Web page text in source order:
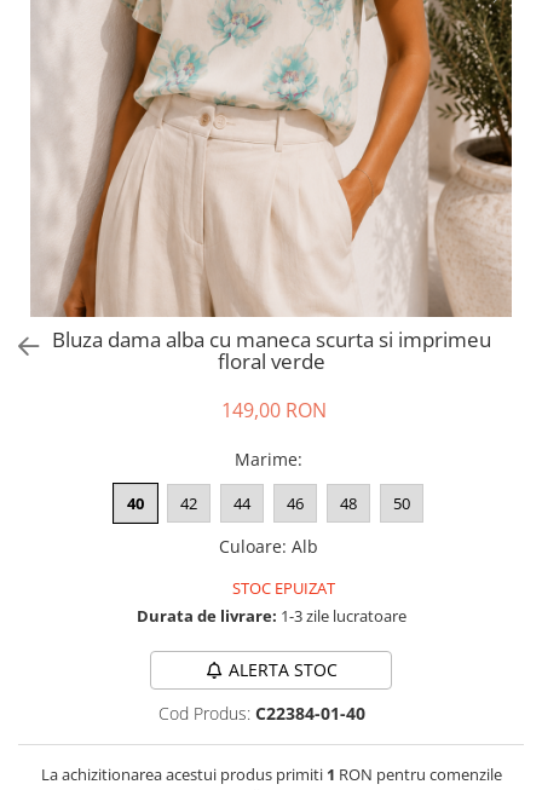
Tricouri si topuri
Rochii de eveniment
Bluza dama alba cu maneca scurta si imprimeu
floral verde
149,00 RON
Marime:
40 42 44 46 48 50
Culoare: Alb
STOC EPUIZAT
Durata de livrare: 1-3 zile lucratoare
ALERTA STOC
Cod Produs: C22384-01-40
La achizitionarea acestui produs primiti 1 RON pentru comenzile